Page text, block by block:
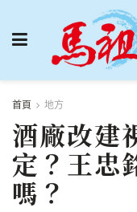
首頁 地方
酒廠改建
定？王忠
嗎？